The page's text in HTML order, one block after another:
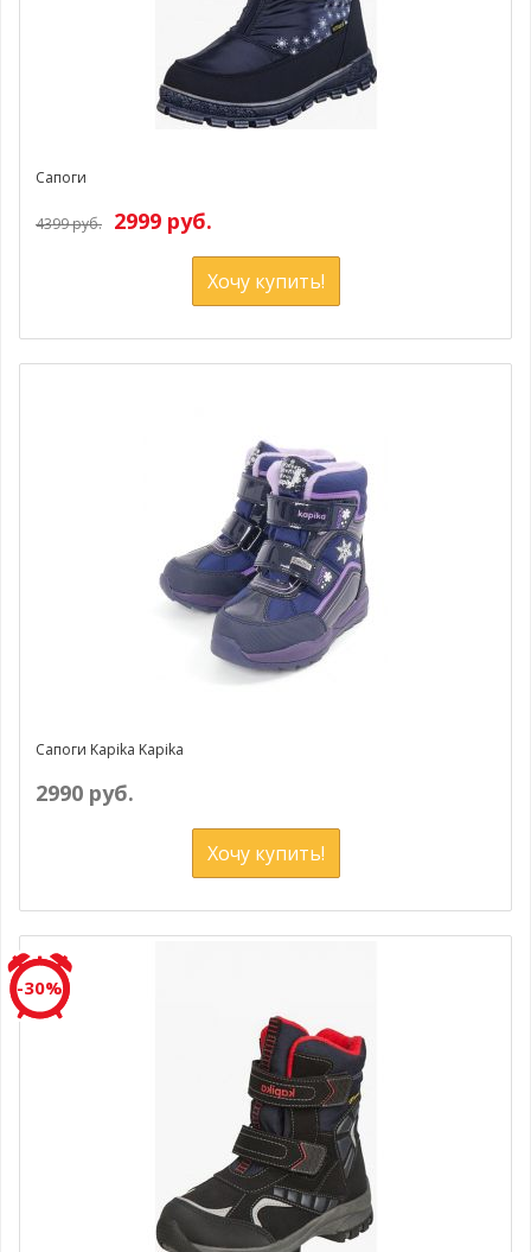
Сапоги
4399 руб. 2999 руб.
Хочу купить!
Сапоги Kapika Kapika
2990 руб.
Хочу купить!
-30%